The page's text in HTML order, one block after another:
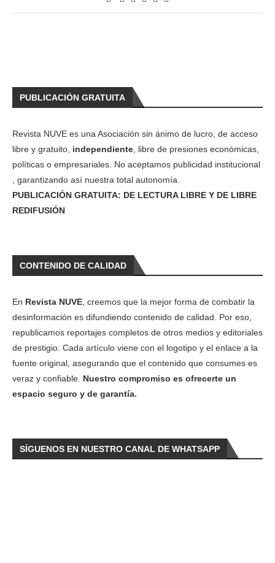
PUBLICACIÓN GRATUITA
Revista NUVE es una Asociación sin ánimo de lucro, de acceso
libre y gratuito, independiente , libre de presiones económicas,
políticas o empresariales. No aceptamos publicidad institucional
, garantizando así nuestra total autonomía.
PUBLICACIÓN GRATUITA: DE LECTURA LIBRE Y DE LIBRE
REDIFUSIÓN
CONTENIDO DE CALIDAD
En Revista NUVE , creemos que la mejor forma de combatir la
desinformación es difundiendo contenido de calidad. Por eso,
republicamos reportajes completos de otros medios y editoriales
de prestigio. Cada artículo viene con el logotipo y el enlace a la
fuente original, asegurando que el contenido que consumes es
veraz y confiable. Nuestro compromiso es ofrecerte un
espacio seguro y de garantía.
SÍGUENOS EN NUESTRO CANAL DE WHATSAPP